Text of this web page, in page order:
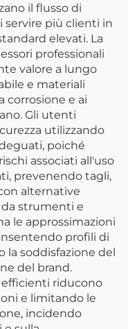
il flusso di
servire più clienti in
elevati. La
professionali
valore a lungo
e materiali
corrosione e ai
Gli utenti
utilizzando
poiché
associati all'uso
prevenendo tagli,
alternative
da strumenti e
le approssimazioni
profili di
la soddisfazione del
del brand.
riducono
e limitando le
incidendo